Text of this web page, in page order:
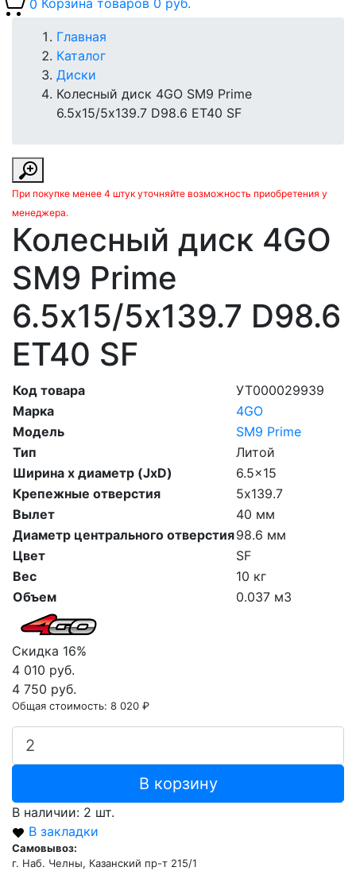
0 Корзина товаров 0 руб.
Главная
Каталог
Диски
Колесный диск 4GO SM9 Prime
6.5х15/5х139.7 D98.6 ET40 SF
При покупке менее 4 штук уточняйте возможность приобретения у
менеджера.
Колесный диск 4GO
SM9 Prime
6.5х15/5х139.7 D98.6
ET40 SF
Код товара
УТ000029939
Марка
4GO
Модель
SM9 Prime
Тип
Литой
Ширина х диаметр (JxD)
6.5x15
Крепежные отверстия
5х139.7
Вылет
40 мм
Диаметр центрального отверстия98.6 мм
Цвет
SF
Вес
10 кг
Объем
0.037 м3
Скидка 16%
4 010 руб.
4 750 руб.
Общая стоимость: 8 020 ₽
В корзину
В наличии: 2 шт.
В закладки
Самовывоз:
г. Наб. Челны, Казанский пр-т 215/1